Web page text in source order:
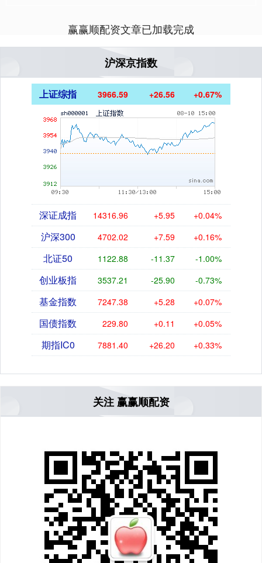
赢赢顺配资文章已加载完成
沪深京指数
上证综指 3966.59 +26.56 +0.67%
深证成指 14316.96 +5.95 +0.04%
沪深300 4702.02 +7.59 +0.16%
北证50 1122.88 -11.37 -1.00%
创业板指 3537.21 -25.90 -0.73%
基金指数 7247.38 +5.28 +0.07%
国债指数 229.80 +0.11 +0.05%
期指IC0 7881.40 +26.20 +0.33%
关注 赢赢顺配资